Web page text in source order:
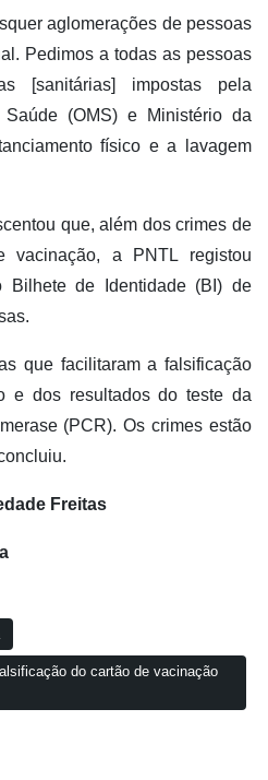
aglomerações de pessoas
Pedimos a todas as pessoas
[sanitárias] impostas pela
(OMS) e Ministério da
físico e a lavagem
que, além dos crimes de
vacinação, a PNTL registou
Bilhete de Identidade (BI) de
que facilitaram a falsificação
e dos resultados do teste da
(PCR). Os crimes estão
Freitas
do cartão de vacinação